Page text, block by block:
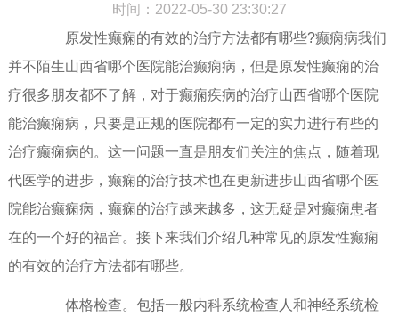
时间：2022-05-30 23:30:27
原发性癫痫的有效的治疗方法都有哪些?癫痫病我们
并不陌生山西省哪个医院能治癫痫病，但是原发性癫痫的治
疗很多朋友都不了解，对于癫痫疾病的治疗山西省哪个医院
能治癫痫病，只要是正规的医院都有一定的实力进行有些的
治疗癫痫病的。这一问题一直是朋友们关注的焦点，随着现
代医学的进步，癫痫的治疗技术也在更新进步山西省哪个医
院能治癫痫病，癫痫的治疗越来越多，这无疑是对癫痫患者
在的一个好的福音。接下来我们介绍几种常见的原发性癫痫
的有效的治疗方法都有哪些。
体格检查。包括一般内科系统检查人和神经系统检